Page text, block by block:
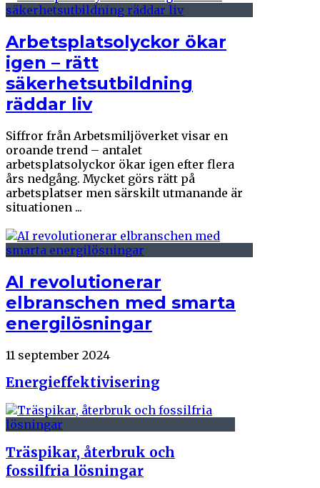
Arbetsplatsolyckor ökar
igen – rätt
säkerhetsutbildning
räddar liv
Siffror från Arbetsmiljöverket visar en
oroande trend – antalet
arbetsplatsolyckor ökar igen efter flera
års nedgång. Mycket görs rätt på
arbetsplatser men särskilt utmanande är
situationen ...
AI revolutionerar
elbranschen med smarta
energilösningar
11 september 2024
Energieffektivisering
Träspikar, återbruk och
fossilfria lösningar